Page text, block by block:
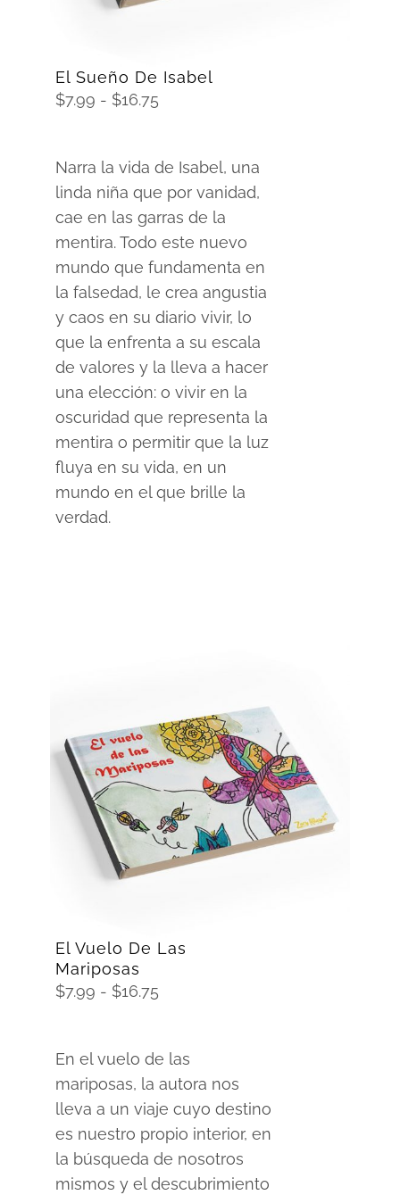
El Sueño De Isabel
$7.99 - $16.75
desde
$7.99
hasta
$16.75
Narra la vida de Isabel, una
linda niña que por vanidad,
cae en las garras de la
mentira. Todo este nuevo
mundo que fundamenta en
la falsedad, le crea angustia
y caos en su diario vivir, lo
que la enfrenta a su escala
de valores y la lleva a hacer
una elección: o vivir en la
oscuridad que representa la
mentira o permitir que la luz
fluya en su vida, en un
mundo en el que brille la
verdad.
SELECCIONAR OPCIONES
/
DETAILS
El Vuelo De Las
Mariposas
$7.99 - $16.75
desde
$7.99
hasta
$16.75
En el vuelo de las
mariposas, la autora nos
lleva a un viaje cuyo destino
es nuestro propio interior, en
la búsqueda de nosotros
mismos y el descubrimiento